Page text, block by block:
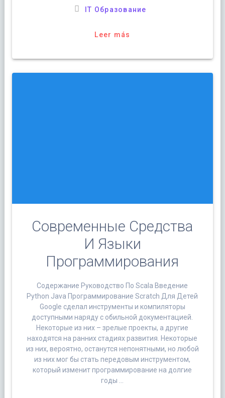
IT Образование
Leer más
Современные Средства
И Языки
Программирования
Содержание Руководство По Scala Введение
Python Java Программирование Scratch Для Детей
Google сделал инструменты и компиляторы
доступными наряду с обильной документацией.
Некоторые из них – зрелые проекты, а другие
находятся на ранних стадиях развития. Некоторые
из них, вероятно, останутся непонятными, но любой
из них мог бы стать передовым инструментом,
который изменит программирование на долгие
годы …